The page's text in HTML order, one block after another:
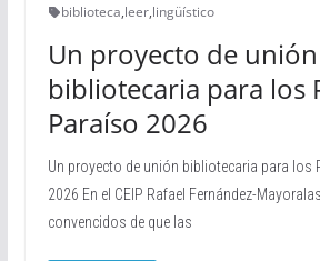
biblioteca,leer,lingüístico
Un proyecto de unión
bibliotecaria para los
Paraíso 2026
Un proyecto de unión bibliotecaria para los
2026 En el CEIP Rafael Fernández-
convencidos de que las